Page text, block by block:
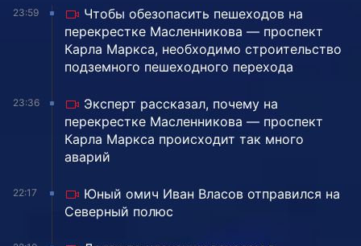
23:59
Чтобы обезопасить пешеходов на
перекрестке Масленникова — проспект
Карла Маркса, необходимо строительство
подземного пешеходного перехода
23:36
Эксперт рассказал, почему на
перекрестке Масленникова — проспект
Карла Маркса происходит так много
аварий
22:17
Юный омич Иван Власов отправился на
Северный полюс